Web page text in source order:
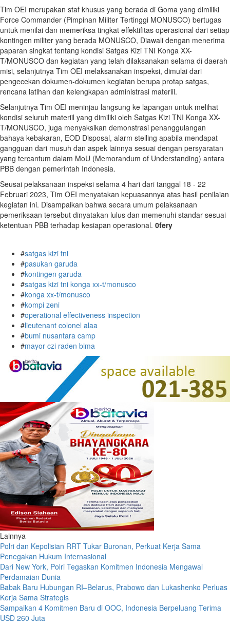
Tim OEI merupakan staf khusus yang berada di Goma yang dimiliki
Force Commander (Pimpinan Militer Tertinggi MONUSCO) bertugas
untuk menilai dan memeriksa tingkat effektifitas operasional dari setiap
kontingen militer yang berada MONUSCO, Diawali dengan menerima
paparan singkat tentang kondisi Satgas Kizi TNI Konga XX-
T/MONUSCO dan kegiatan yang telah dilaksanakan selama di daerah
misi, selanjutnya Tim OEI melaksanakan inspeksi, dimulai dari
pengecekan dokumen-dokumen kegiatan berupa protap satgas,
rencana latihan dan kelengkapan administrasi materiil.
Selanjutnya Tim OEI meninjau langsung ke lapangan untuk melihat
kondisi seluruh materiil yang dimiliki oleh Satgas Kizi TNI Konga XX-
T/MONUSCO, juga menyaksikan demonstrasi penanggulangan
bahaya kebakaran, EOD Disposal, alarm stelling apabila mendapat
gangguan dari musuh dan aspek lainnya sesuai dengan persyaratan
yang tercantum dalam MoU (Memorandum of Understanding) antara
PBB dengan pemerintah Indonesia.
Seusai pelaksanaan inspeksi selama 4 hari dari tanggal 18 - 22
Februari 2023, Tim OEI menyatakan kepuasannya atas hasil penilaian
kegiatan ini. Disampaikan bahwa secara umum pelaksanaan
pemeriksaan tersebut dinyatakan lulus dan memenuhi standar sesuai
ketentuan PBB terhadap kesiapan operasional. 0fery
#satgas kizi tni
#pasukan garuda
#kontingen garuda
#satgas kizi tni konga xx-t/monusco
#konga xx-t/monusco
#kompi zeni
#operational effectiveness inspection
#lieutenant colonel alaa
#bumi nusantara camp
#mayor czi raden bima
Lainnya
Polri dan Kepolisian RRT Tukar Buronan, Perkuat Kerja Sama
Penegakan Hukum Internasional
Dari New York, Polri Tegaskan Komitmen Indonesia Mengawal
Perdamaian Dunia
Babak Baru Hubungan RI–Belarus, Prabowo dan Lukashenko Perluas
Kerja Sama Strategis
Sampaikan 4 Komitmen Baru di OOC, Indonesia Berpeluang Terima
USD 260 Juta